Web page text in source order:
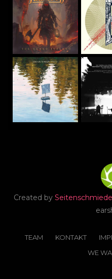
Created by
TEAM KONTAKT
WE